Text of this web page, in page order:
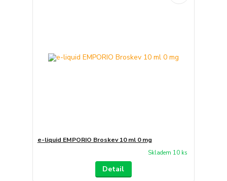
e-liquid EMPORIO Broskev 10 ml 0 mg
Skladem 10 ks
Detail